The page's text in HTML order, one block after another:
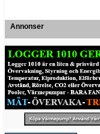
Annonser